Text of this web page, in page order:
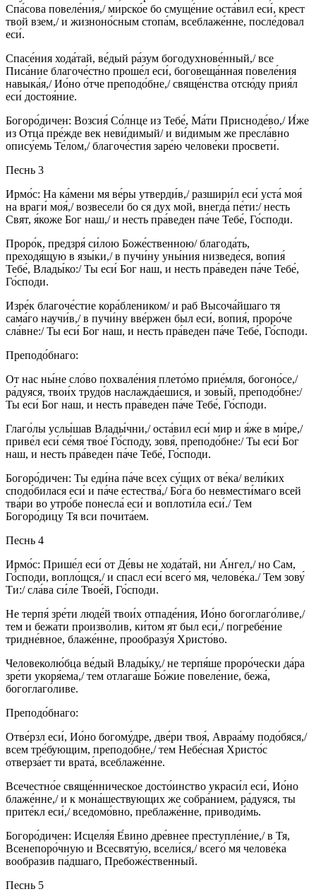
Спа́сова повеле́ния,/ мирско́е бо смуще́ние оста́вил еси́, крест
твой взем,/ и жизноно́сным стопа́м, всеблаже́нне, после́довал
еси́.
Спасе́ния хода́тай, ве́дый ра́зум богодухнове́нный,/ все
Писа́ние благоче́стно проше́л еси́, боговеща́нная повеле́ния
навыка́я,/ Ио́но о́тче преподо́бне,/ свяще́нства отсю́ду прия́л
еси́ достоя́ние.
Богоро́дичен: Возсия́ Со́лнце из Тебе́, Ма́ти Присноде́во,/ И́же
из Отца́ пре́жде век неви́димый/ и ви́димым же пресла́вно
опису́емь Те́лом,/ благоче́стия заре́ю челове́ки просвети́.
Песнь 3
Ирмо́с: На ка́мени мя ве́ры утверди́в,/ разшири́л еси́ уста́ моя́
на враги́ моя́,/ возвесели́ бо ся дух мой, внегда́ пе́ти:/ несть
Свят, я́коже Бог наш,/ и несть пра́веден па́че Тебе́, Го́споди.
Проро́к, предзря́ си́лою Боже́ственною/ благода́ть,
преходя́щую в язы́ки,/ в пучи́ну уны́ния низведе́ся, вопия́
Тебе́, Влады́ко:/ Ты еси́ Бог наш, и несть пра́веден па́че Тебе́,
Го́споди.
Изре́к благоче́стие кора́блеником/ и раб Высоча́йшаго тя
сама́го научи́в,/ в пучи́ну вве́ржен был еси́, вопия́, проро́че
сла́вне:/ Ты еси́ Бог наш, и несть пра́веден па́че Тебе́, Го́споди.
Преподо́бнаго:
От нас ны́не сло́во похвале́ния плето́мо прие́мля, богоно́се,/
ра́дуяся, твои́х трудо́в наслажда́ешися, и зовы́й, преподо́бне:/
Ты еси́ Бог наш, и несть пра́веден па́че Тебе́, Го́споди.
Глаго́лы услы́шав Влады́чни,/ оста́вил еси́ мир и я́же в ми́ре,/
приве́л еси́ се́мя твое́ Го́споду, зовя́, преподо́бне:/ Ты еси́ Бог
наш, и несть пра́веден па́че Тебе́, Го́споди.
Богоро́дичен: Ты еди́на па́че всех су́щих от ве́ка/ вели́ких
сподо́билася еси́ и па́че естества́,/ Бо́га бо невмести́маго всей
тва́ри во утро́бе понесла́ еси́ и воплоти́ла еси́./ Тем
Богоро́дицу Тя вси почита́ем.
Песнь 4
Ирмо́с: Прише́л еси́ от Де́вы не хода́тай, ни А́нгел,/ но Сам,
Го́споди, вопло́щся,/ и спасл еси́ всего́ мя, челове́ка./ Тем зову́
Ти:/ сла́ва си́ле Твое́й, Го́споди.
Не терпя́ зре́ти люде́й твои́х отпаде́ния, Ио́но богоглаго́ливе,/
тем и бежа́ти произво́лив, ки́том ят был еси́,/ погребе́ние
тридне́вное, блаже́нне, прообразу́я Христо́во.
Человеколю́бца ве́дый Влады́ку,/ не терпя́ше проро́чески да́ра
зре́ти укоря́ема,/ тем отлага́ше Бо́жие повеле́ние, бежа́,
богоглаго́ливе.
Преподо́бнаго:
Отве́рзл еси́, Ио́но богому́дре, две́ри твоя́, Авраа́му подо́бяся,/
всем тре́бующим, преподо́бне,/ тем Небе́сная Христо́с
отверза́ет ти врата́, всеблаже́нне.
Всечестно́е свяще́нническое досто́инство украси́л еси́, Ио́но
блаже́нне,/ и к мона́шествующих же собра́нием, ра́дуяся, ты
прите́кл еси́,/ вседомо́вно, преблаже́нне, приводи́мь.
Богоро́дичен: Исцеля́я Е́вино дре́внее преступле́ние,/ в Тя,
Всенепоро́чную и Всесвяту́ю, всели́ся,/ всего́ мя челове́ка
вообрази́в па́дшаго, Пребоже́ственный.
Песнь 5